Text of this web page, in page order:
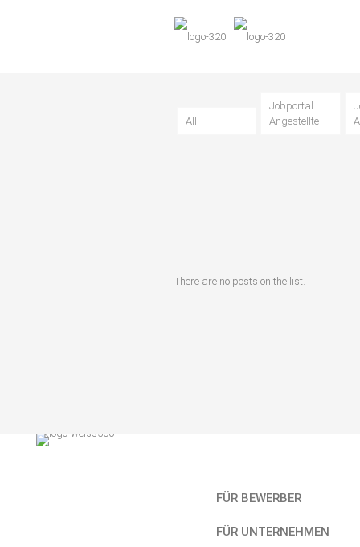
All
Jobportal
Angestellte
There are no posts on the list.
FÜR BEWERBER
FÜR UNTERNEHMEN